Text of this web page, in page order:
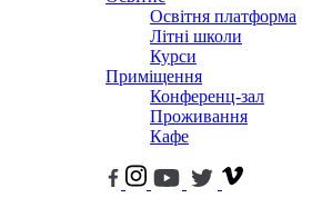
Освітня платформа
Літні школи
Курси
Приміщення
Конференц-зал
Проживання
Кафе